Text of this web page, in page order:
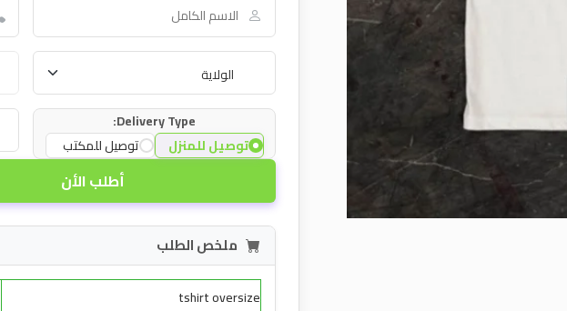
Delivery Type:
توصيل للمنزل
توصيل للمكتب
أطلب الأن
ملخص الطلب
tshirt oversize